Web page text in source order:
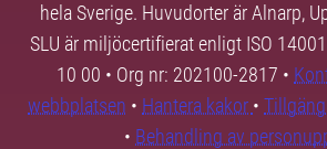
hela Sverige. Huvudorter är Alnarp,
SLU är miljöcertifierat enligt ISO
10 00 • Org nr: 202100-2817 •
webbplatsen • Hantera kakor •
• Behandling av